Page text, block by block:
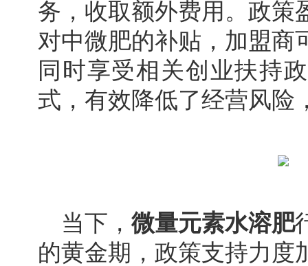
务，收取额外费用。政策
对中微肥的补贴，加盟商
同时享受相关创业扶持
式，有效降低了经营风险
当下， 微量元素水溶肥
的黄金期，政策支持力度